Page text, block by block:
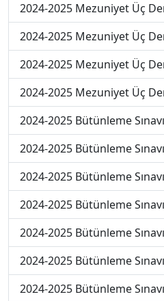
2024-2025 Mezuniyet Üç
2024-2025 Mezuniyet Üç
2024-2025 Mezuniyet Üç
2024-2025 Mezuniyet Üç
2024-2025 Bütünleme
2024-2025 Bütünleme
2024-2025 Bütünleme
2024-2025 Bütünleme
2024-2025 Bütünleme
2024-2025 Bütünleme
2024-2025 Bütünleme